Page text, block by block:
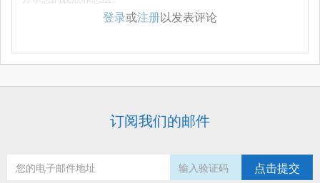
登录或注册以发表评论
订阅我们的邮件
点击提交